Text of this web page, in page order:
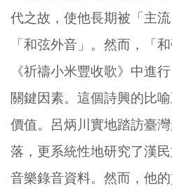
代之故，使他長期被「主
「和弦外音」。然而，「
《祈禱小米豐收歌》中進
關鍵因素。這個詩興的比
價值。呂炳川實地踏訪臺
落，更系統性地研究了漢
音樂錄音資料。然而，他